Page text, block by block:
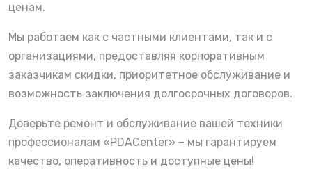
ценам.
Мы работаем как с частными клиентами, так и с
организациями, предоставляя корпоративным
заказчикам скидки, приоритетное обслуживание и
возможность заключения долгосрочных договоров.
Доверьте ремонт и обслуживание вашей техники
профессионалам «PDACenter» – мы гарантируем
качество, оперативность и доступные цены!